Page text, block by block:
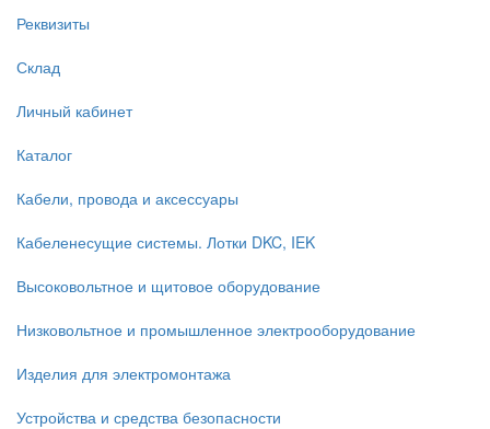
Реквизиты
Склад
Личный кабинет
Каталог
Кабели, провода и аксессуары
Кабеленесущие системы. Лотки DKC, IEK
Высоковольтное и щитовое оборудование
Низковольтное и промышленное электрооборудование
Изделия для электромонтажа
Устройства и средства безопасности